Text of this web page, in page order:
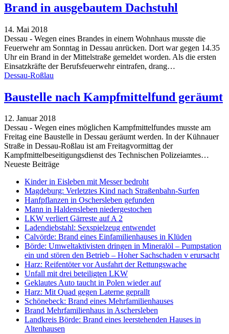
Brand in ausgebautem Dachstuhl
14. Mai 2018
Dessau - Wegen eines Brandes in einem Wohnhaus musste die
Feuerwehr am Sonntag in Dessau anrücken. Dort war gegen 14.35
Uhr ein Brand in der Mittelstraße gemeldet worden. Als die ersten
Einsatzkräfte der Berufsfeuerwehr eintrafen, drang…
Dessau-Roßlau
Baustelle nach Kampfmittelfund geräumt
12. Januar 2018
Dessau - Wegen eines möglichen Kampfmittelfundes musste am
Freitag eine Baustelle in Dessau geräumt werden. In der Kühnauer
Straße in Dessau-Roßlau ist am Freitagvormittag der
Kampfmittelbeseitigungsdienst des Technischen Polizeiamtes…
Neueste Beiträge
Kinder in Eisleben mit Messer bedroht
Magdeburg: Verletztes Kind nach Straßenbahn-Surfen
Hanfpflanzen in Oschersleben gefunden
Mann in Haldensleben niedergestochen
LKW verliert Gärreste auf A 2
Ladendiebstahl: Sexspielzeug entwendet
Calvörde: Brand eines Einfamilienhauses in Klüden
Börde: Umweltaktivisten dringen in Mineralöl – Pumpstation
ein und stören den Betrieb – Hoher Sachschaden v erursacht
Harz: Reifentöter vor Ausfahrt der Rettungswache
Unfall mit drei beteiligten LKW
Geklautes Auto taucht in Polen wieder auf
Harz: Mit Quad gegen Laterne geprallt
Schönebeck: Brand eines Mehrfamilienhauses
Brand Mehrfamilienhaus in Aschersleben
Landkreis Börde: Brand eines leerstehenden Hauses in
Altenhausen